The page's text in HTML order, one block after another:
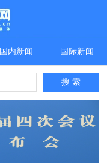
国内新闻 国际新闻